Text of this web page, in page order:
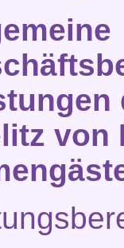
von